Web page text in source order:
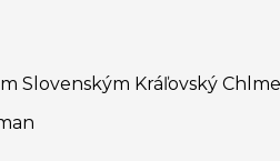
Slovenským Kráľovský